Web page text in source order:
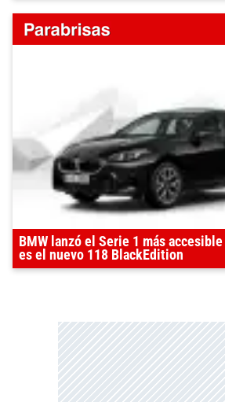
BMW lanzó el Serie 1 más
es el nuevo 118 BlackEdition